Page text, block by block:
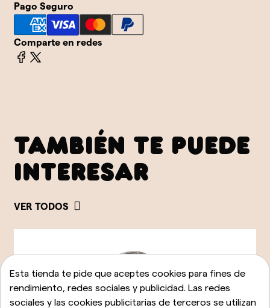
Pago Seguro
Comparte en redes
TAMBIÉN TE PUEDE
INTERESAR
VER TODOS
Esta tienda te pide que aceptes cookies para fines de
rendimiento, redes sociales y publicidad. Las redes
sociales y las cookies publicitarias de terceros se utilizan